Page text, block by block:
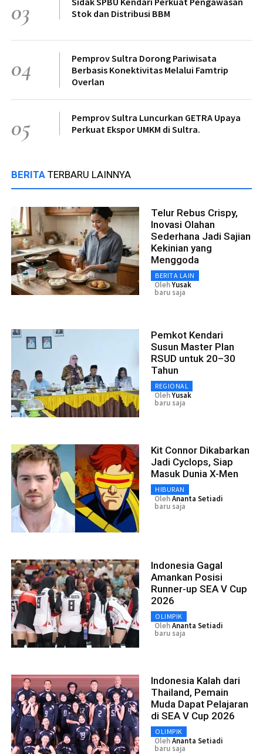
03
Stok dan Distribusi BBM
04
Pemprov Sultra Dorong Pariwisata
Berbasis Konektivitas Melalui Famtrip
Overlan
05
Pemprov Sultra Luncurkan GETRA Upaya
Perkuat Ekspor UMKM di Sultra.
BERITA TERBARU LAINNYA
Telur Rebus Crispy,
Inovasi Olahan
Sederhana Jadi Sajian
Kekinian yang
Menggoda
BERITA LAIN
OlehYusak
baru saja
Pemkot Kendari
Susun Master Plan
RSUD untuk 20–30
Tahun
REGIONAL
OlehYusak
baru saja
Kit Connor Dikabarkan
Jadi Cyclops, Siap
Masuk Dunia X-Men
HIBURAN
OlehAnanta Setiadi
baru saja
Indonesia Gagal
Amankan Posisi
Runner-up SEA V Cup
2026
OLIMPIK
OlehAnanta Setiadi
baru saja
Indonesia Kalah dari
Thailand, Pemain
Muda Dapat Pelajaran
di SEA V Cup 2026
OLIMPIK
OlehAnanta Setiadi
baru saja